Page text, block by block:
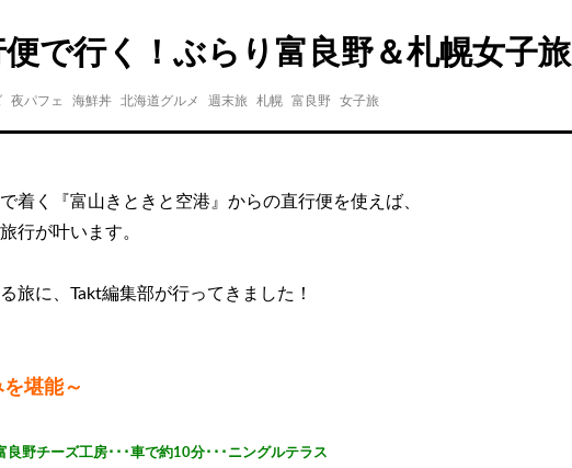
で行く！ぶらり富良野＆札幌女子旅
夜パフェ 海鮮丼 北海道グルメ 週末旅 札幌 富良野 女子旅
着く『富山きときと空港』からの直行便を使えば、
行が叶います。
旅に、Takt編集部が行ってきました！
堪能～
野チーズ工房･･･車で約10分･･･ニングルテラス